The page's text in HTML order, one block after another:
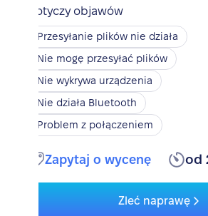
Dotyczy objawów
Przesyłanie plików nie działa
Nie mogę przesyłać plików
Nie wykrywa urządzenia
Nie działa Bluetooth
Problem z połączeniem
Zapytaj o wycenę od
Zleć naprawę